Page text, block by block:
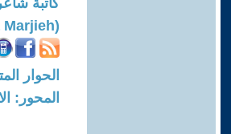
كاتبة
(Rania Marjieh)
الحوار المتمدن-
المحور: